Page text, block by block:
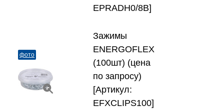
EPRADH0/8B]
фото
Зажимы
ENERGOFLEX
(100шт) (цена
по запросу)
[Артикул:
EFXCLIPS100]